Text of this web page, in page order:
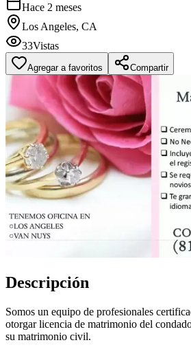
Hace 2 meses
Los Angeles, CA
33Vistas
Agregar a favoritos Compartir
Descripción
Somos un equipo de profesionales
otorgar licencia de matrimonio del
su matrimonio civil.